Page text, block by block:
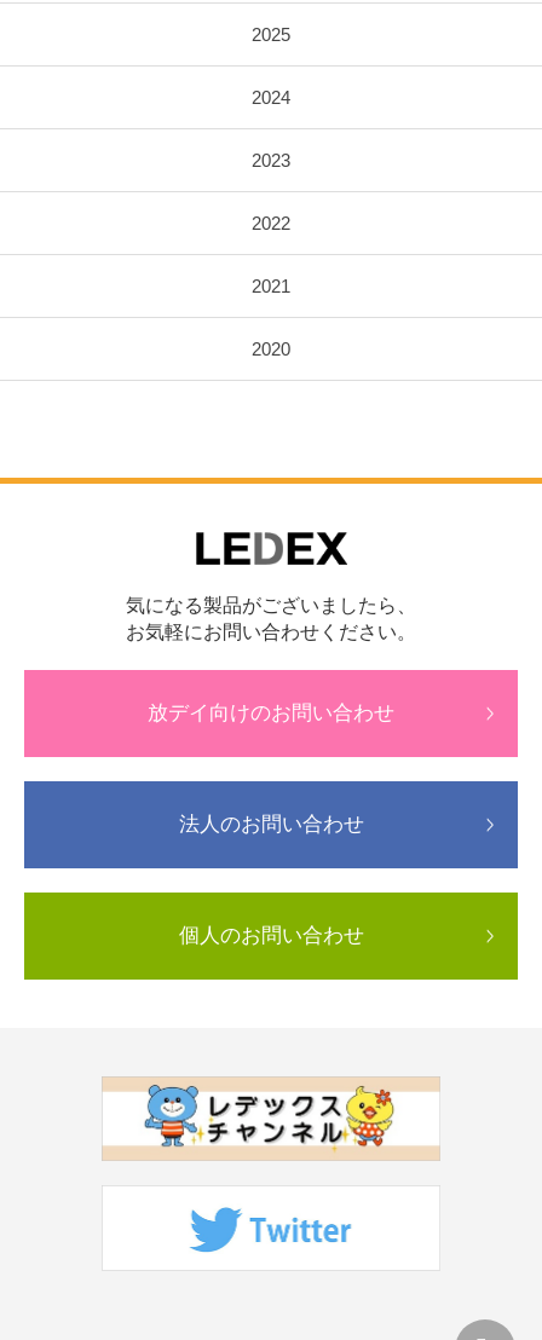
2025
2024
2023
2022
2021
2020
気になる製品がございましたら、
お気軽にお問い合わせください。
放デイ向けのお問い合わせ
法人のお問い合わせ
個人のお問い合わせ